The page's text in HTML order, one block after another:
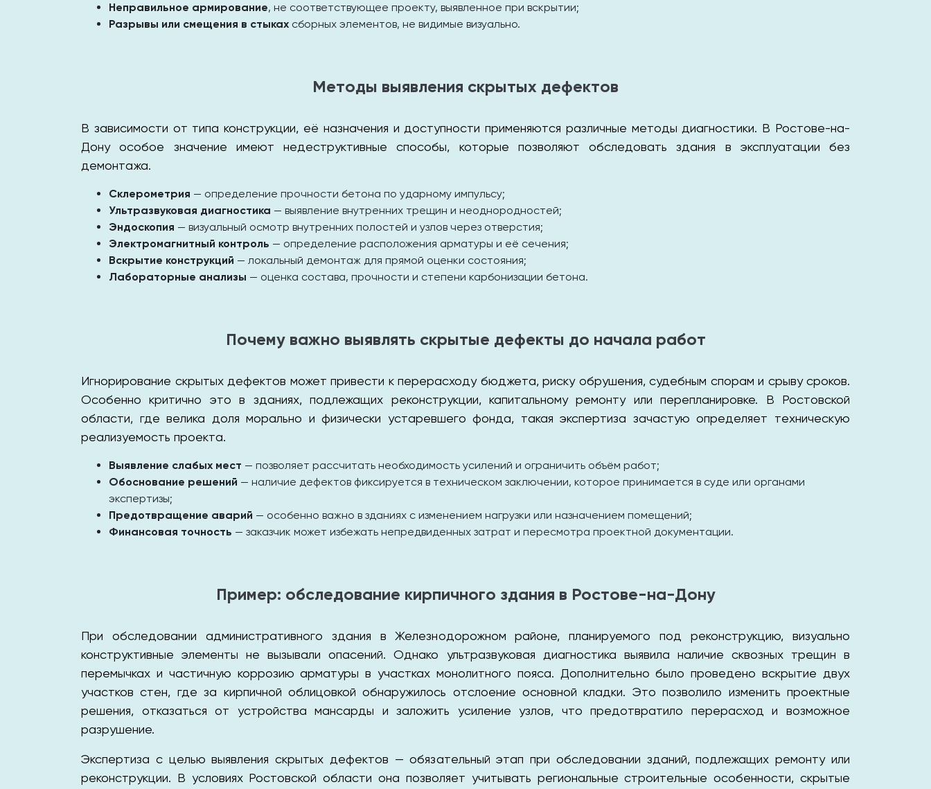
Неправильное армирование, не соответствующее проекту, выявленное при вскрытии;
Разрывы или смещения в стыках сборных элементов, не видимые визуально.
Методы выявления скрытых дефектов
В зависимости от типа конструкции, её назначения и доступности применяются различные методы диагностики. В Ростове-на-
Дону особое значение имеют недеструктивные способы, которые позволяют обследовать здания в эксплуатации без
демонтажа.
Склерометрия — определение прочности бетона по ударному импульсу;
Ультразвуковая диагностика — выявление внутренних трещин и неоднородностей;
Эндоскопия — визуальный осмотр внутренних полостей и узлов через отверстия;
Электромагнитный контроль — определение расположения арматуры и её сечения;
Вскрытие конструкций — локальный демонтаж для прямой оценки состояния;
Лабораторные анализы — оценка состава, прочности и степени карбонизации бетона.
Почему важно выявлять скрытые дефекты до начала работ
Игнорирование скрытых дефектов может привести к перерасходу бюджета, риску обрушения, судебным спорам и срыву сроков.
Особенно критично это в зданиях, подлежащих реконструкции, капитальному ремонту или перепланировке. В Ростовской
области, где велика доля морально и физически устаревшего фонда, такая экспертиза зачастую определяет техническую
реализуемость проекта.
Выявление слабых мест — позволяет рассчитать необходимость усилений и ограничить объём работ;
Обоснование решений — наличие дефектов фиксируется в техническом заключении, которое принимается в суде или органами
экспертизы;
Предотвращение аварий — особенно важно в зданиях с изменением нагрузки или назначением помещений;
Финансовая точность — заказчик может избежать непредвиденных затрат и пересмотра проектной документации.
Пример: обследование кирпичного здания в Ростове-на-Дону
При обследовании административного здания в Железнодорожном районе, планируемого под реконструкцию, визуально
конструктивные элементы не вызывали опасений. Однако ультразвуковая диагностика выявила наличие сквозных трещин в
перемычках и частичную коррозию арматуры в участках монолитного пояса. Дополнительно было проведено вскрытие двух
участков стен, где за кирпичной облицовкой обнаружилось отслоение основной кладки. Это позволило изменить проектные
решения, отказаться от устройства мансарды и заложить усиление узлов, что предотвратило перерасход и возможное
разрушение.
Экспертиза с целью выявления скрытых дефектов — обязательный этап при обследовании зданий, подлежащих ремонту или
реконструкции. В условиях Ростовской области она позволяет учитывать региональные строительные особенности, скрытые